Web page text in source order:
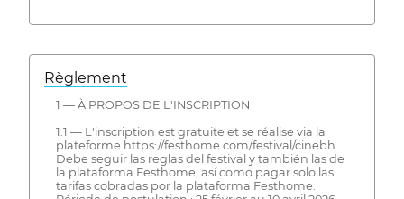
Règlement
1 — À PROPOS DE L'INSCRIPTION
1.1 — L'inscription est gratuite et se réalise via la
plateforme https://festhome.com/festival/cinebh.
Debe seguir las reglas del festival y también las de
la plataforma Festhome, así como pagar solo las
tarifas cobradas por la plataforma Festhome.